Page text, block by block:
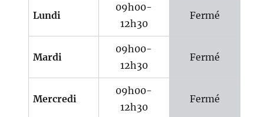
Lundi
09h00-
12h30
Fermé
Mardi
09h00-
12h30
Fermé
Mercredi
09h00-
12h30
Fermé